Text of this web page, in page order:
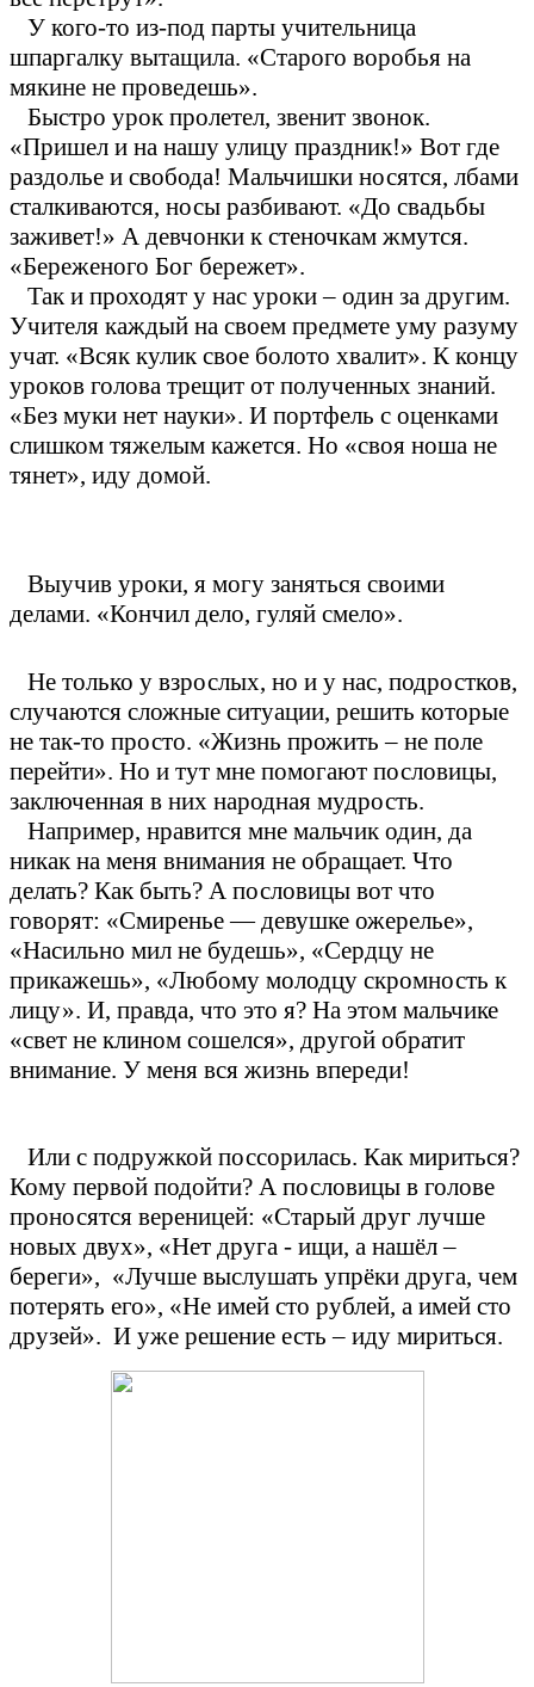
У кого-то из-под парты учительница
шпаргалку вытащила. «Старого воробья на
мякине не проведешь».
Быстро урок пролетел, звенит звонок.
«Пришел и на нашу улицу праздник!» Вот где
раздолье и свобода! Мальчишки носятся, лбами
сталкиваются, носы разбивают. «До свадьбы
заживет!» А девчонки к стеночкам жмутся.
«Береженого Бог бережет».
Так и проходят у нас уроки – один за другим.
Учителя каждый на своем предмете уму разуму
учат. «Всяк кулик свое болото хвалит». К концу
уроков голова трещит от полученных знаний.
«Без муки нет науки». И портфель с оценками
слишком тяжелым кажется. Но «своя ноша не
тянет», иду домой.
Выучив уроки, я могу заняться своими
делами. «Кончил дело, гуляй смело».
Не только у взрослых, но и у нас, подростков,
случаются сложные ситуации, решить которые
не так-то просто. «Жизнь прожить – не поле
перейти». Но и тут мне помогают пословицы,
заключенная в них народная мудрость.
Например, нравится мне мальчик один, да
никак на меня внимания не обращает. Что
делать? Как быть? А пословицы вот что
говорят: «Смиренье — девушке ожерелье»,
«Насильно мил не будешь», «Сердцу не
прикажешь», «Любому молодцу скромность к
лицу». И, правда, что это я? На этом мальчике
«свет не клином сошелся», другой обратит
внимание. У меня вся жизнь впереди!
Или с подружкой поссорилась. Как мириться?
Кому первой подойти? А пословицы в голове
проносятся вереницей: «Старый друг лучше
новых двух», «Нет друга - ищи, а нашёл –
береги», «Лучше выслушать упрёки друга, чем
потерять его», «Не имей сто рублей, а имей сто
друзей». И уже решение есть – иду мириться.